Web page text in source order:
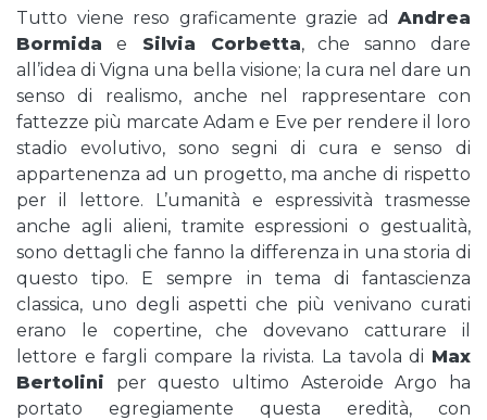
Tutto viene reso graficamente grazie ad Andrea
Bormida e Silvia Corbetta, che sanno dare
all’idea di Vigna una bella visione; la cura nel dare un
senso di realismo, anche nel rappresentare con
fattezze più marcate Adam e Eve per rendere il loro
stadio evolutivo, sono segni di cura e senso di
appartenenza ad un progetto, ma anche di rispetto
per il lettore. L’umanità e espressività trasmesse
anche agli alieni, tramite espressioni o gestualità,
sono dettagli che fanno la differenza in una storia di
questo tipo. E sempre in tema di fantascienza
classica, uno degli aspetti che più venivano curati
erano le copertine, che dovevano catturare il
lettore e fargli compare la rivista. La tavola di Max
Bertolini per questo ultimo Asteroide Argo ha
portato egregiamente questa eredità, con